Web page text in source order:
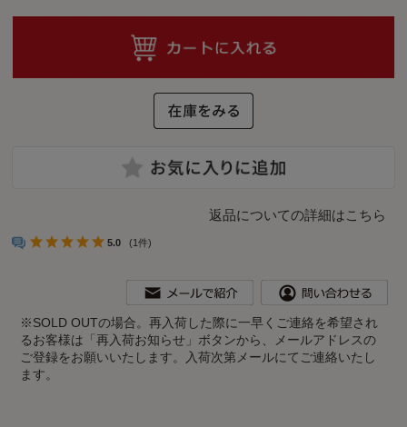
返品についての詳細はこちら
5.0 (1件)
※SOLD OUTの場合。再入荷した際に一早くご連絡を希望され
るお客様は「再入荷お知らせ」ボタンから、メールアドレスの
ご登録をお願いいたします。入荷次第メールにてご連絡いたし
ます。